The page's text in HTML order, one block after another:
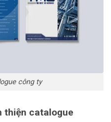
công ty
thiện catalogue